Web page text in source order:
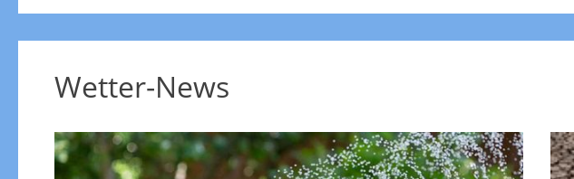
Wetter-News